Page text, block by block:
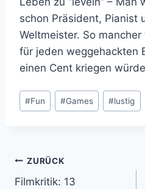
schon Präsident, Pianist
Weltmeister. So
für jeden weggehackten
einen Cent kriegen
Schlagworte:
#Fun #Games #lustig
ZURÜCK
Filmkritik: 13